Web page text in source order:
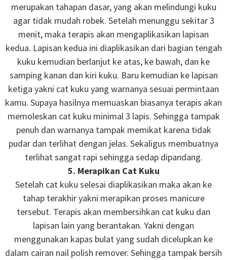
merupakan tahapan dasar, yang akan melindungi kuku
agar tidak mudah robek. Setelah menunggu sekitar 3
menit, maka terapis akan mengaplikasikan lapisan
kedua. Lapisan kedua ini diaplikasikan dari bagian tengah
kuku kemudian berlanjut ke atas, ke bawah, dan ke
samping kanan dan kiri kuku. Baru kemudian ke lapisan
ketiga yakni cat kuku yang warnanya sesuai permintaan
kamu. Supaya hasilnya memuaskan biasanya terapis akan
memoleskan cat kuku minimal 3 lapis. Sehingga tampak
penuh dan warnanya tampak memikat karena tidak
pudar dan terlihat dengan jelas. Sekaligus membuatnya
terlihat sangat rapi sehingga sedap dipandang.
5. Merapikan Cat Kuku
Setelah cat kuku selesai diaplikasikan maka akan ke
tahap terakhir yakni merapikan proses manicure
tersebut. Terapis akan membersihkan cat kuku dan
lapisan lain yang berantakan. Yakni dengan
menggunakan kapas bulat yang sudah dicelupkan ke
dalam cairan nail polish remover. Sehingga tampak bersih